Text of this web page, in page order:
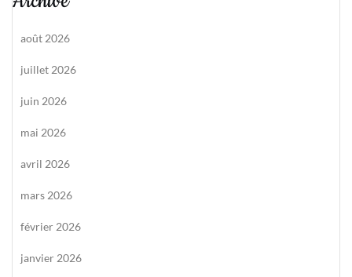
août 2026
juillet 2026
juin 2026
mai 2026
avril 2026
mars 2026
février 2026
janvier 2026